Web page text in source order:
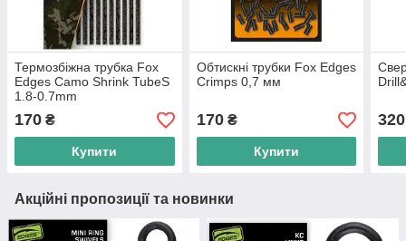
Термозбіжна трубка Fox
Edges Camo Shrink TubeS
1.8-0.7mm
170 ₴
Купити
Обтискні трубки Fox Edges
Crimps 0,7 мм
170₴
Купити
320
Акційні пропозиції та новинки